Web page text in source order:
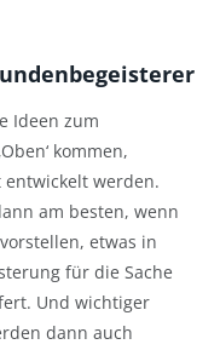
Ideen zum
kommen,
werden.
am besten, wenn
etwas in
für die Sache
Und wichtiger
dann auch